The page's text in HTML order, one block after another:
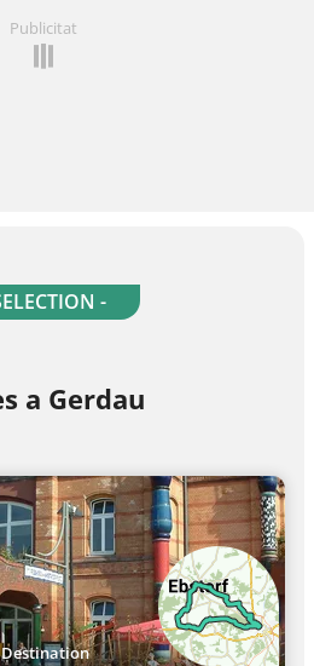
Publicitat
-
a Gerdau
Destination